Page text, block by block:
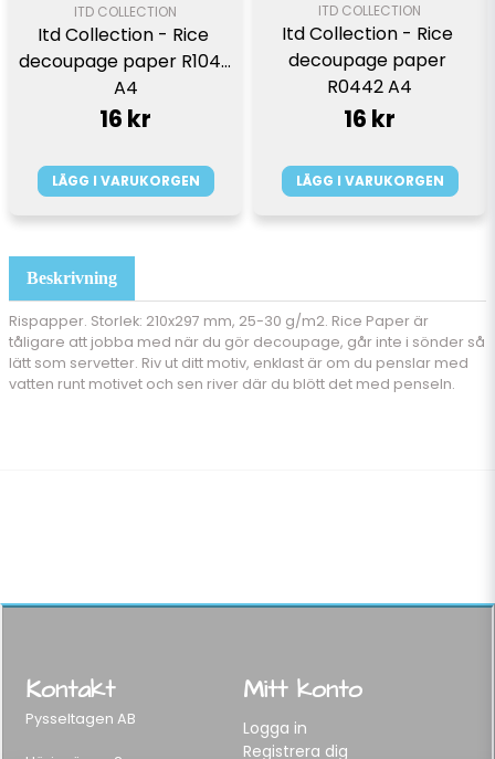
Beskrivning
Rispapper. Storlek: 210x297 mm, 25-30 g/m2. Rice Paper är
tåligare att jobba med när du gör decoupage, går inte i sönder så
lätt som servetter. Riv ut ditt motiv, enklast är om du penslar med
vatten runt motivet och sen river där du blött det med penseln.
ITD COLLECTION
Itd Collection - Rice
decoupage paper R1048
A4
16 kr
LÄGG I VARUKORGEN
ITD COLLECTION
Itd Collection - Rice
decoupage paper
R0442 A4
16 kr
LÄGG I VARUKORGEN
Kontakt
Pysseltagen AB
Mitt konto
Logga in
Registrera dig